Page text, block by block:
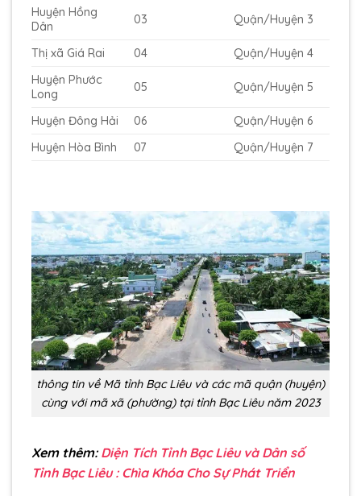
Huyện Hồng
Dân
03 Quận/Huyện 3
Thị xã Giá Rai 04
Quận/Huyện 4
Huyện Phước
Long
05 Quận/Huyện 5
Huyện Đông Hải 06
Quận/Huyện 6
Huyện Hòa Bình
07 Quận/Huyện 7
thông tin về Mã tỉnh Bạc Liêu và các mã quận (huyện)
cùng với mã xã (phường) tại tỉnh Bạc Liêu năm 2023
Xem thêm:Diện Tích Tỉnh Bạc Liêu và Dân số
Tỉnh Bạc Liêu : Chìa Khóa Cho Sự Phát Triển